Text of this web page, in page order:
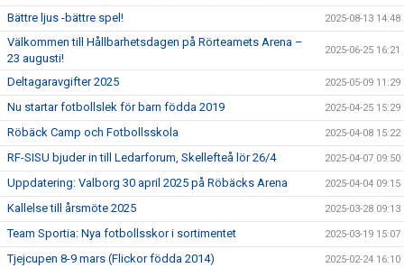
Bättre ljus -bättre spel! 2025-08-13 14:48
Välkommen till Hållbarhetsdagen på Rörteamets Arena –
23 augusti!
2025-06-25 16:21
Deltagaravgifter 2025 2025-05-09 11:29
Nu startar fotbollslek för barn födda 2019 2025-04-25 15:29
Röbäck Camp och Fotbollsskola 2025-04-08 15:22
RF-SISU bjuder in till Ledarforum, Skellefteå lör 26/4 2025-04-07 09:50
Uppdatering: Valborg 30 april 2025 på Röbäcks Arena 2025-04-04 09:15
Kallelse till årsmöte 2025 2025-03-28 09:13
Team Sportia: Nya fotbollsskor i sortimentet 2025-03-19 15:07
Tjejcupen 8-9 mars (Flickor födda 2014) 2025-02-24 16:10